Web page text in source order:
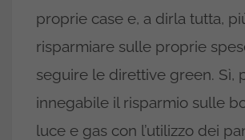
proprie case e, a dirla tutta,
risparmiare sulle proprie
seguire le direttive green. Sì,
innegabile il risparmio sulle
luce e gas con l’utilizzo dei